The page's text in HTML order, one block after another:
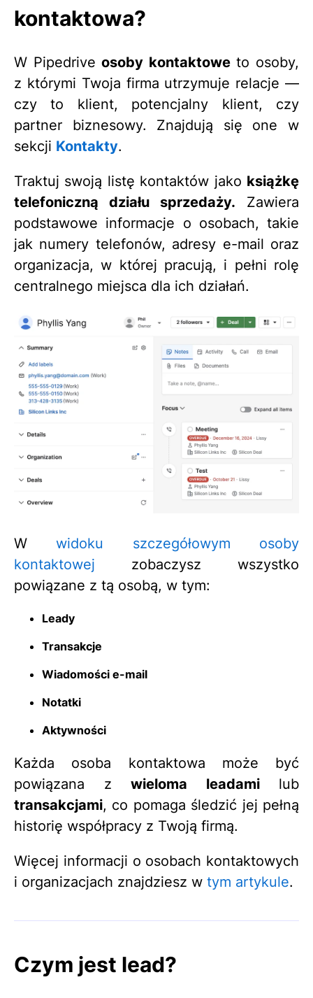
kontaktowa?
W Pipedriveosoby kontaktoweto osoby,
z którymi Twoja firma utrzymuje relacje —
czy to klient, potencjalny klient, czy
partner biznesowy. Znajdują się one w
sekcji Kontakty.
Traktuj swoją listę kontaktów jako książkę
telefoniczną działu sprzedaży. Zawiera
podstawowe informacje o osobach, takie
jak numery telefonów, adresy e-mail oraz
organizacja, w której pracują, i pełni rolę
centralnego miejsca dla ich działań.
Wwidoku szczegółowym osoby
kontaktowej zobaczysz wszystko
powiązane z tą osobą, w tym:
Leady
Transakcje
Wiadomości e-mail
Notatki
Aktywności
Każda osoba kontaktowa może być
powiązana z wieloma leadamilub
transakcjami, co pomaga śledzić jej pełną
historię współpracy z Twoją firmą.
Więcej informacji o osobach kontaktowych
i organizacjach znajdziesz w tym artykule.
Czym jest lead?